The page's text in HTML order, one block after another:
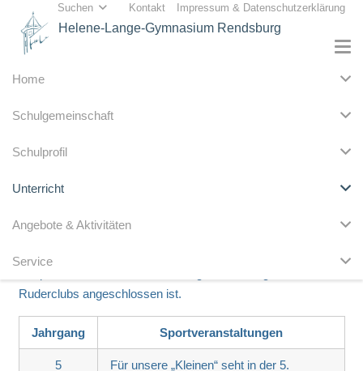
Suchen Kontakt Impressum & Datenschutzerklärung
Helene-Lange-Gymnasium Rendsburg
Home
Schulgemeinschaft
Schulprofil
Unterricht
Angebote & Aktivitäten
Service
Sportarten durchgeführt. Mit viel Spaß und großer Motivation
wetteifern jeweils Schülerinnen und Schüler ähnlicher
Ein außerunterrichtliches Sportangebot können Schülerinnen
und Schüler der Hela als Mitglieder der Ruderriege in
Ruderclubs angeschlossen ist.
Jahrgang Sportveranstaltungen
5
Für unsere „Kleinen“ seht in der 5.